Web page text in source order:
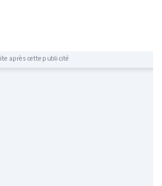
après cette publicité